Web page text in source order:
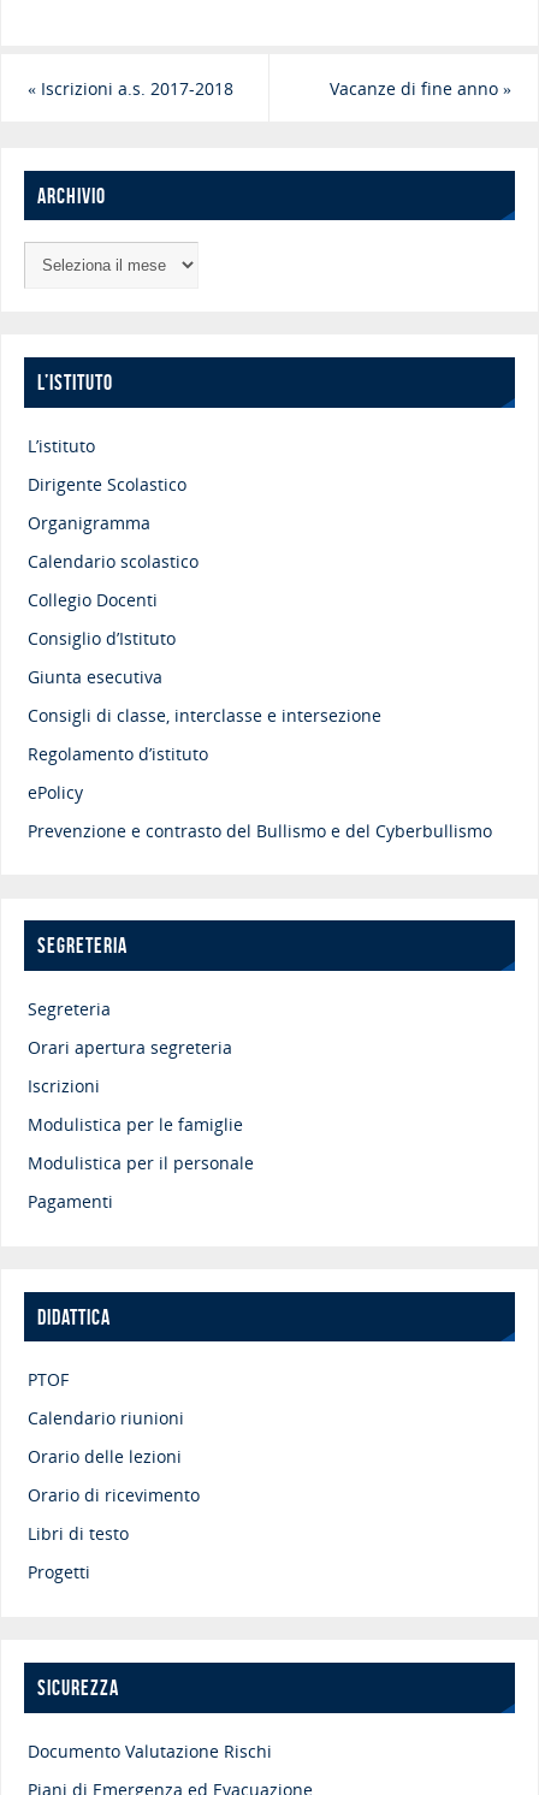
«Iscrizioni a.s. 2017-2018 Vacanze di fine anno»
ARCHIVIO
L’ISTITUTO
L’istituto
Dirigente Scolastico
Organigramma
Calendario scolastico
Collegio Docenti
Consiglio d’Istituto
Giunta esecutiva
Consigli di classe, interclasse e intersezione
Regolamento d’istituto
ePolicy
Prevenzione e contrasto del Bullismo e del Cyberbullismo
SEGRETERIA
Segreteria
Orari apertura segreteria
Iscrizioni
Modulistica per le famiglie
Modulistica per il personale
Pagamenti
DIDATTICA
PTOF
Calendario riunioni
Orario delle lezioni
Orario di ricevimento
Libri di testo
Progetti
SICUREZZA
Documento Valutazione Rischi
Piani di Emergenza ed Evacuazione